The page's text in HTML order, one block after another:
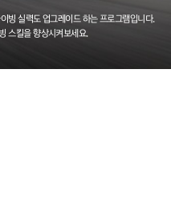
빙 실력도 업그레이드 하는 프로그램입니다.
스킬을 향상시켜보세요.